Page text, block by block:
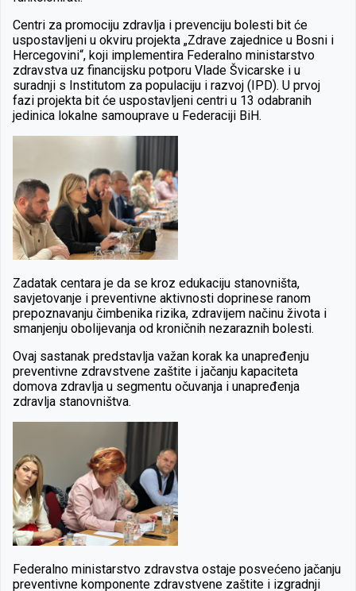
Centri za promociju zdravlja i prevenciju bolesti bit će
uspostavljeni u okviru projekta „Zdrave zajednice u Bosni i
Hercegovini“, koji implementira Federalno ministarstvo
zdravstva uz financijsku potporu Vlade Švicarske i u
suradnji s Institutom za populaciju i razvoj (IPD). U prvoj
fazi projekta bit će uspostavljeni centri u 13 odabranih
jedinica lokalne samouprave u Federaciji BiH.
Zadatak centara je da se kroz edukaciju stanovništa,
savjetovanje i preventivne aktivnosti doprinese ranom
prepoznavanju čimbenika rizika, zdravijem načinu života i
smanjenju obolijevanja od kroničnih nezaraznih bolesti.
Ovaj sastanak predstavlja važan korak ka unapređenju
preventivne zdravstvene zaštite i jačanju kapaciteta
domova zdravlja u segmentu očuvanja i unapređenja
zdravlja stanovništva.
Federalno ministarstvo zdravstva ostaje posvećeno jačanju
preventivne komponente zdravstvene zaštite i izgradnji